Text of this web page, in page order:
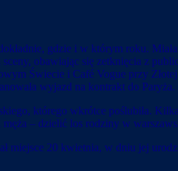
gdzie i w którym roku.
obawiając się zetknięcia z
Świecie i Café Vogue przy
wyjazd na kontrakt do Paryża.
którego wkrótce poślubiła.
– dzielić los rodziny w
miejsce 20 kwietnia, w dniu jej